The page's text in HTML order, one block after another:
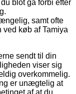
blot gå forbi efter
samt ofte
køb af Tamiya
sendt til din
viser sig
overkommelig.
er unægtelig at
af at du